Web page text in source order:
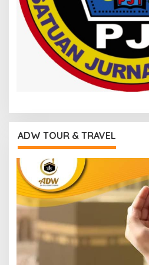
ADW TOUR & TRAVEL